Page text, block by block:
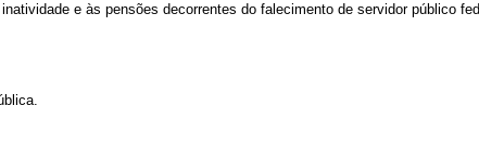
e às pensões decorrentes do falecimento de servidor público